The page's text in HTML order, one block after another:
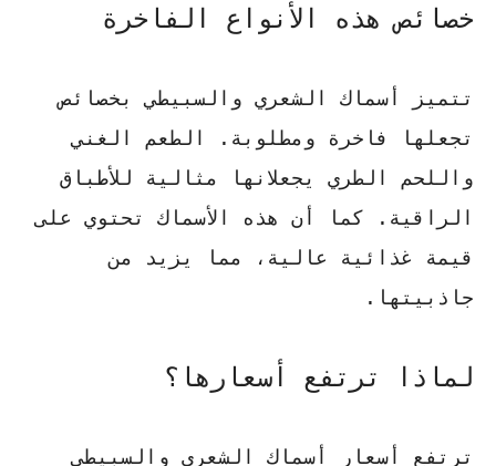
خصائص هذه الأنواع الفاخرة
تتميز أسماك الشعري والسبيطي بخصائص
تجعلها فاخرة ومطلوبة.
الطعم الغني
واللحم الطري يجعلانها مثالية للأطباق
الراقية. كما أن هذه الأسماك تحتوي على
قيمة غذائية عالية ، مما يزيد من
جاذبيتها.
لماذا ترتفع أسعارها؟
ترتفع أسعار أسماك الشعري والسبيطي